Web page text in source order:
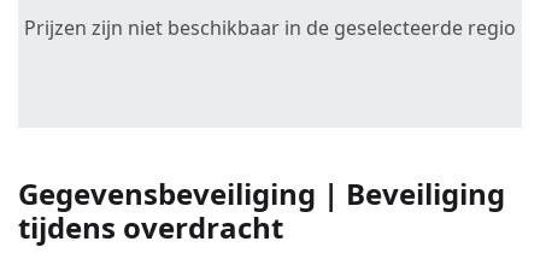
Prijzen zijn niet beschikbaar in de geselecteerde regio
Gegevensbeveiliging | Beveiliging
tijdens overdracht